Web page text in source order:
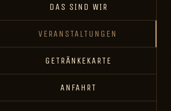
DAS SIND WIR
VERANSTALTUNGEN
GETRÄNKEKARTE
ANFAHRT